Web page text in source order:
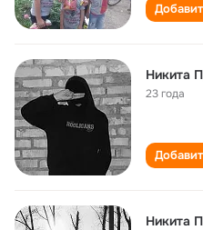
Никита
23 года
Никита